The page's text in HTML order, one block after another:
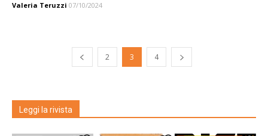
Valeria Teruzzi 07/10/2024
2 3 4
Leggi la rivista